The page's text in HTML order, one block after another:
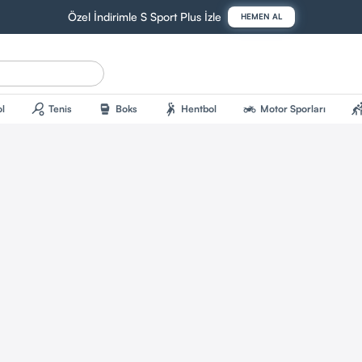
Özel İndirimle S Sport Plus İzle HEMEN AL
sports_tennis Tenis sports_mma Boks sports_handball Hentbol two_wheeler Motor Sporları